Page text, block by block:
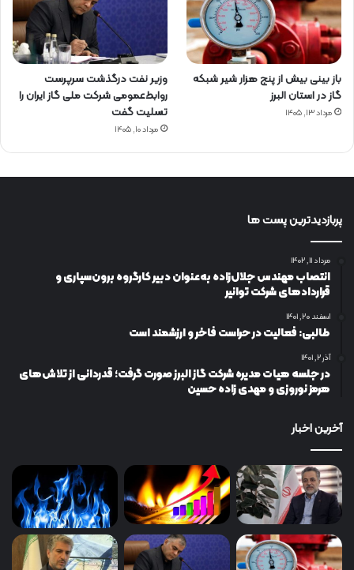
باز بینی بیش از پنج هزار شیر شبکه
گاز در استان البرز
مرداد ۱۳, ۱۴۰۵
وزیر نفت درگذشت سرپرست
روابط‌عمومی شرکت ملی گاز ایران را
تسلیت گفت
مرداد ۱۰, ۱۴۰۵
پربازدیدترین پست ها
مرداد ۱۱, ۱۴۰۲
انتصاب مهندس جلال‌زاده به‌عنوان دبیر كارگروه برون‌سپاری و
قراردادهای شركت توانیر
اسفند ۲۰, ۱۴۰۱
طالبی: فعالیت در حراست فاخر و ارزشمند است
آذر ۲, ۱۴۰۱
در جلسه هیات مدیره شرکت گاز البرز صورت گرفت؛ قدردانی از تلاش‌های
هرمز نوروزی و مهدی زاده حسین
آخرین اخبار